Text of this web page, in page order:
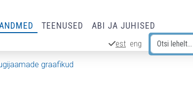
TEENUSED ABI JA JUHISED
est eng
graafikud